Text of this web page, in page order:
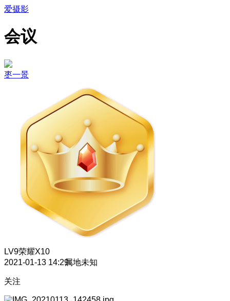
爱摄影
会议
枣一景
LV9荣耀X10
2021-01-13 14:29属地未知
关注